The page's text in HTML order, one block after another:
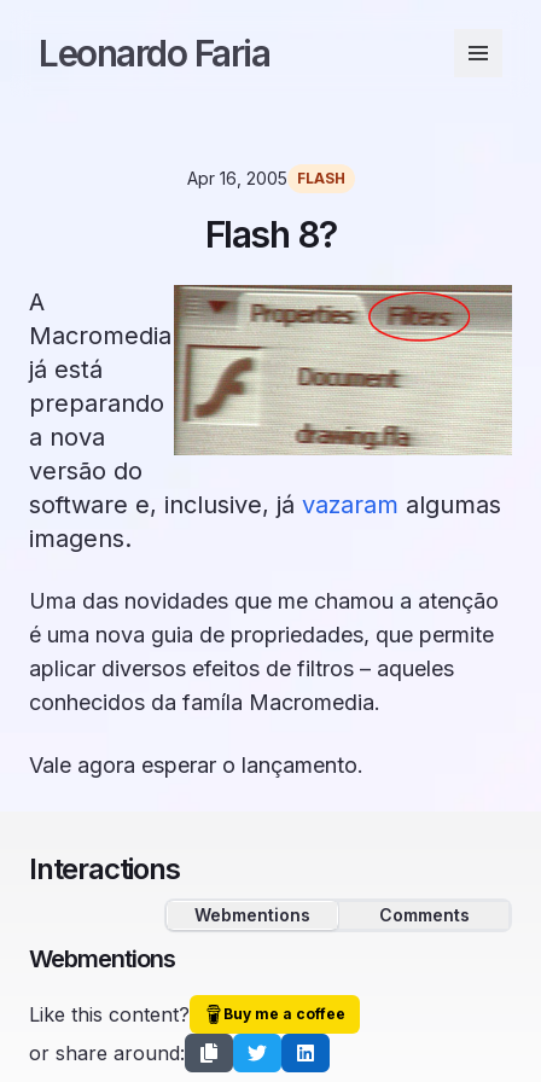
Leonardo Faria
Apr 16, 2005 FLASH
Flash 8?
A
Macromedia
já está
preparando
a nova
versão do
software e, inclusive, já vazaram algumas
imagens.
Uma das novidades que me chamou a atenção
é uma nova guia de propriedades, que permite
aplicar diversos efeitos de filtros – aqueles
conhecidos da famíla Macromedia.
Vale agora esperar o lançamento.
Interactions
Webmentions Comments
Webmentions
Like this content? Buy me a coffee
or share around: